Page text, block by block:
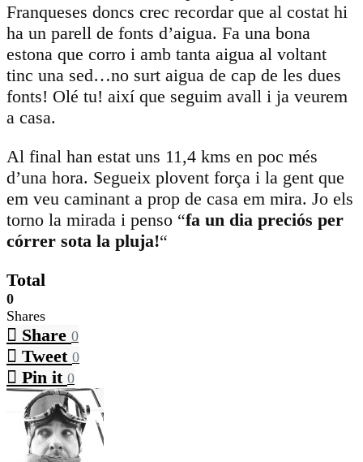
Franqueses doncs crec recordar que al costat hi
ha un parell de fonts d’aigua. Fa una bona
estona que corro i amb tanta aigua al voltant
tinc una sed…no surt aigua de cap de les dues
fonts! Olé tu! així que seguim avall i ja veurem
a casa.
Al final han estat uns 11,4 kms en poc més
d’una hora. Segueix plovent força i la gent que
em veu caminant a prop de casa em mira. Jo els
torno la mirada i penso “fa un dia preciós per
córrer sota la pluja!“
Total
0
Shares
Share 0
Tweet 0
Pin it 0